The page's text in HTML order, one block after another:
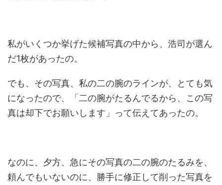
私がいくつか挙げた候補写真の中から、浩司が選ん
だ1枚があったの。
でも、その写真、私の二の腕のラインが、とても気
になったので、「二の腕がたるんでるから、この写
真は却下でお願いします」って伝えてあったの。
なのに、夕方、急にその写真の二の腕のたるみを、
頼んでもいないのに、勝手に修正して削った写真を